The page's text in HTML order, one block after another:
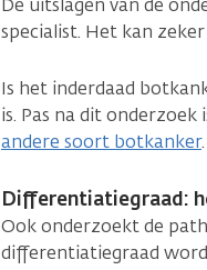
De uitslagen van de
specialist. Het kan
Is het inderdaad
is. Pas na dit
andere soort botkanker.
Differentiatiegraad:
Ook onderzoekt de
differentiatiegraad